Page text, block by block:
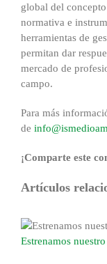
global del
normativa e
herramientas de
permitan dar
mercado de
campo.
Para más
de
¡Comparte este
Facebook
X
Reddit
LinkedIn
WhatsApp
Tumblr
Pinterest
Correo
electrónico
Artículos
Estrenamos